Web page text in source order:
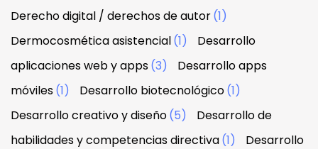
Derecho digital / derechos de autor(1)
Dermocosmética asistencial(1)
Desarrollo
aplicaciones web y apps(3)
Desarrollo apps
móviles(1) Desarrollo biotecnológico(1)
Desarrollo creativo y diseño(5)
Desarrollo de
habilidades y competencias directiva(1)
Desarrollo